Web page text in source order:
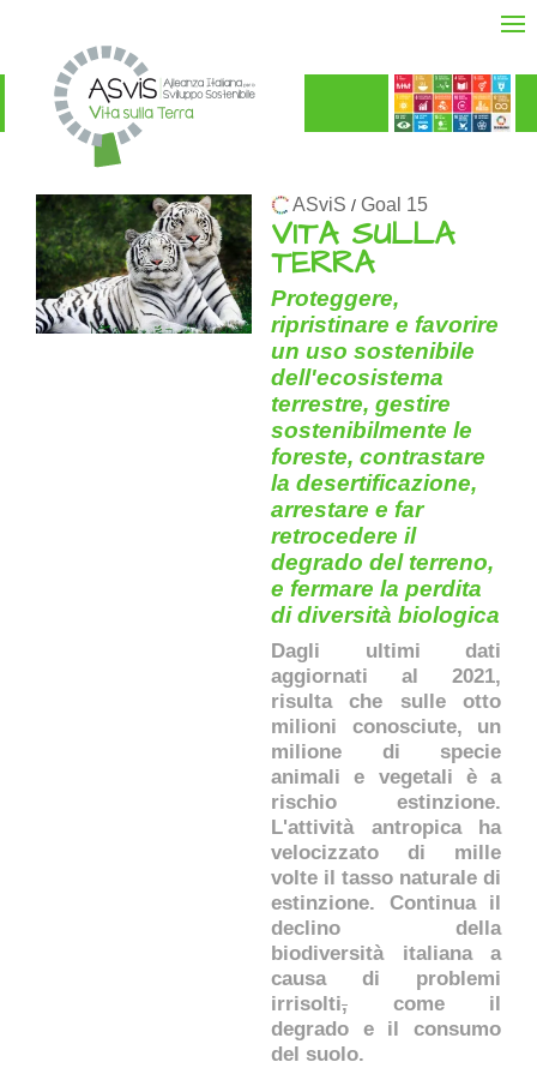
ASviS / Goal 15
VITA SULLA
TERRA
Proteggere,
ripristinare e favorire
un uso sostenibile
dell'ecosistema
terrestre, gestire
sostenibilmente le
foreste, contrastare
la desertificazione,
arrestare e far
retrocedere il
degrado del terreno,
e fermare la perdita
di diversità biologica
Dagli ultimi dati
aggiornati al 2021,
risulta che sulle otto
milioni conosciute, un
milione di specie
animali e vegetali è a
rischio estinzione.
L'attività antropica ha
velocizzato di mille
volte il tasso naturale di
estinzione. Continua il
declino della
biodiversità italiana a
causa di problemi
irrisolti, come il
degrado e il consumo
del suolo.